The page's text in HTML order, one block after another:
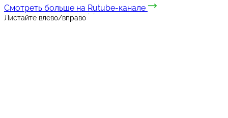
Смотреть больше на Rutube-канале
Листайте влево/вправо